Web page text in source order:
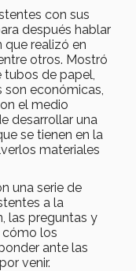
con sus
después hablar
realizó en
otros. Mostró
de papel,
son económicas,
el medio
desarrollar una
se tienen en la
materiales
una serie de
a la
las preguntas y
cómo los
ante las
venir.